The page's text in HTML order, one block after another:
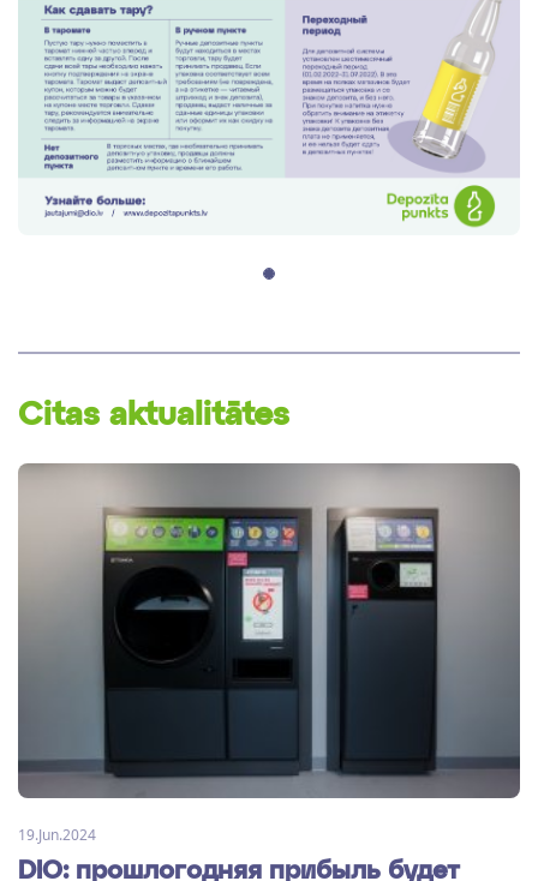
Citas aktualitātes
19.Jun.2024
DIO: прошлогодняя прибыль будет